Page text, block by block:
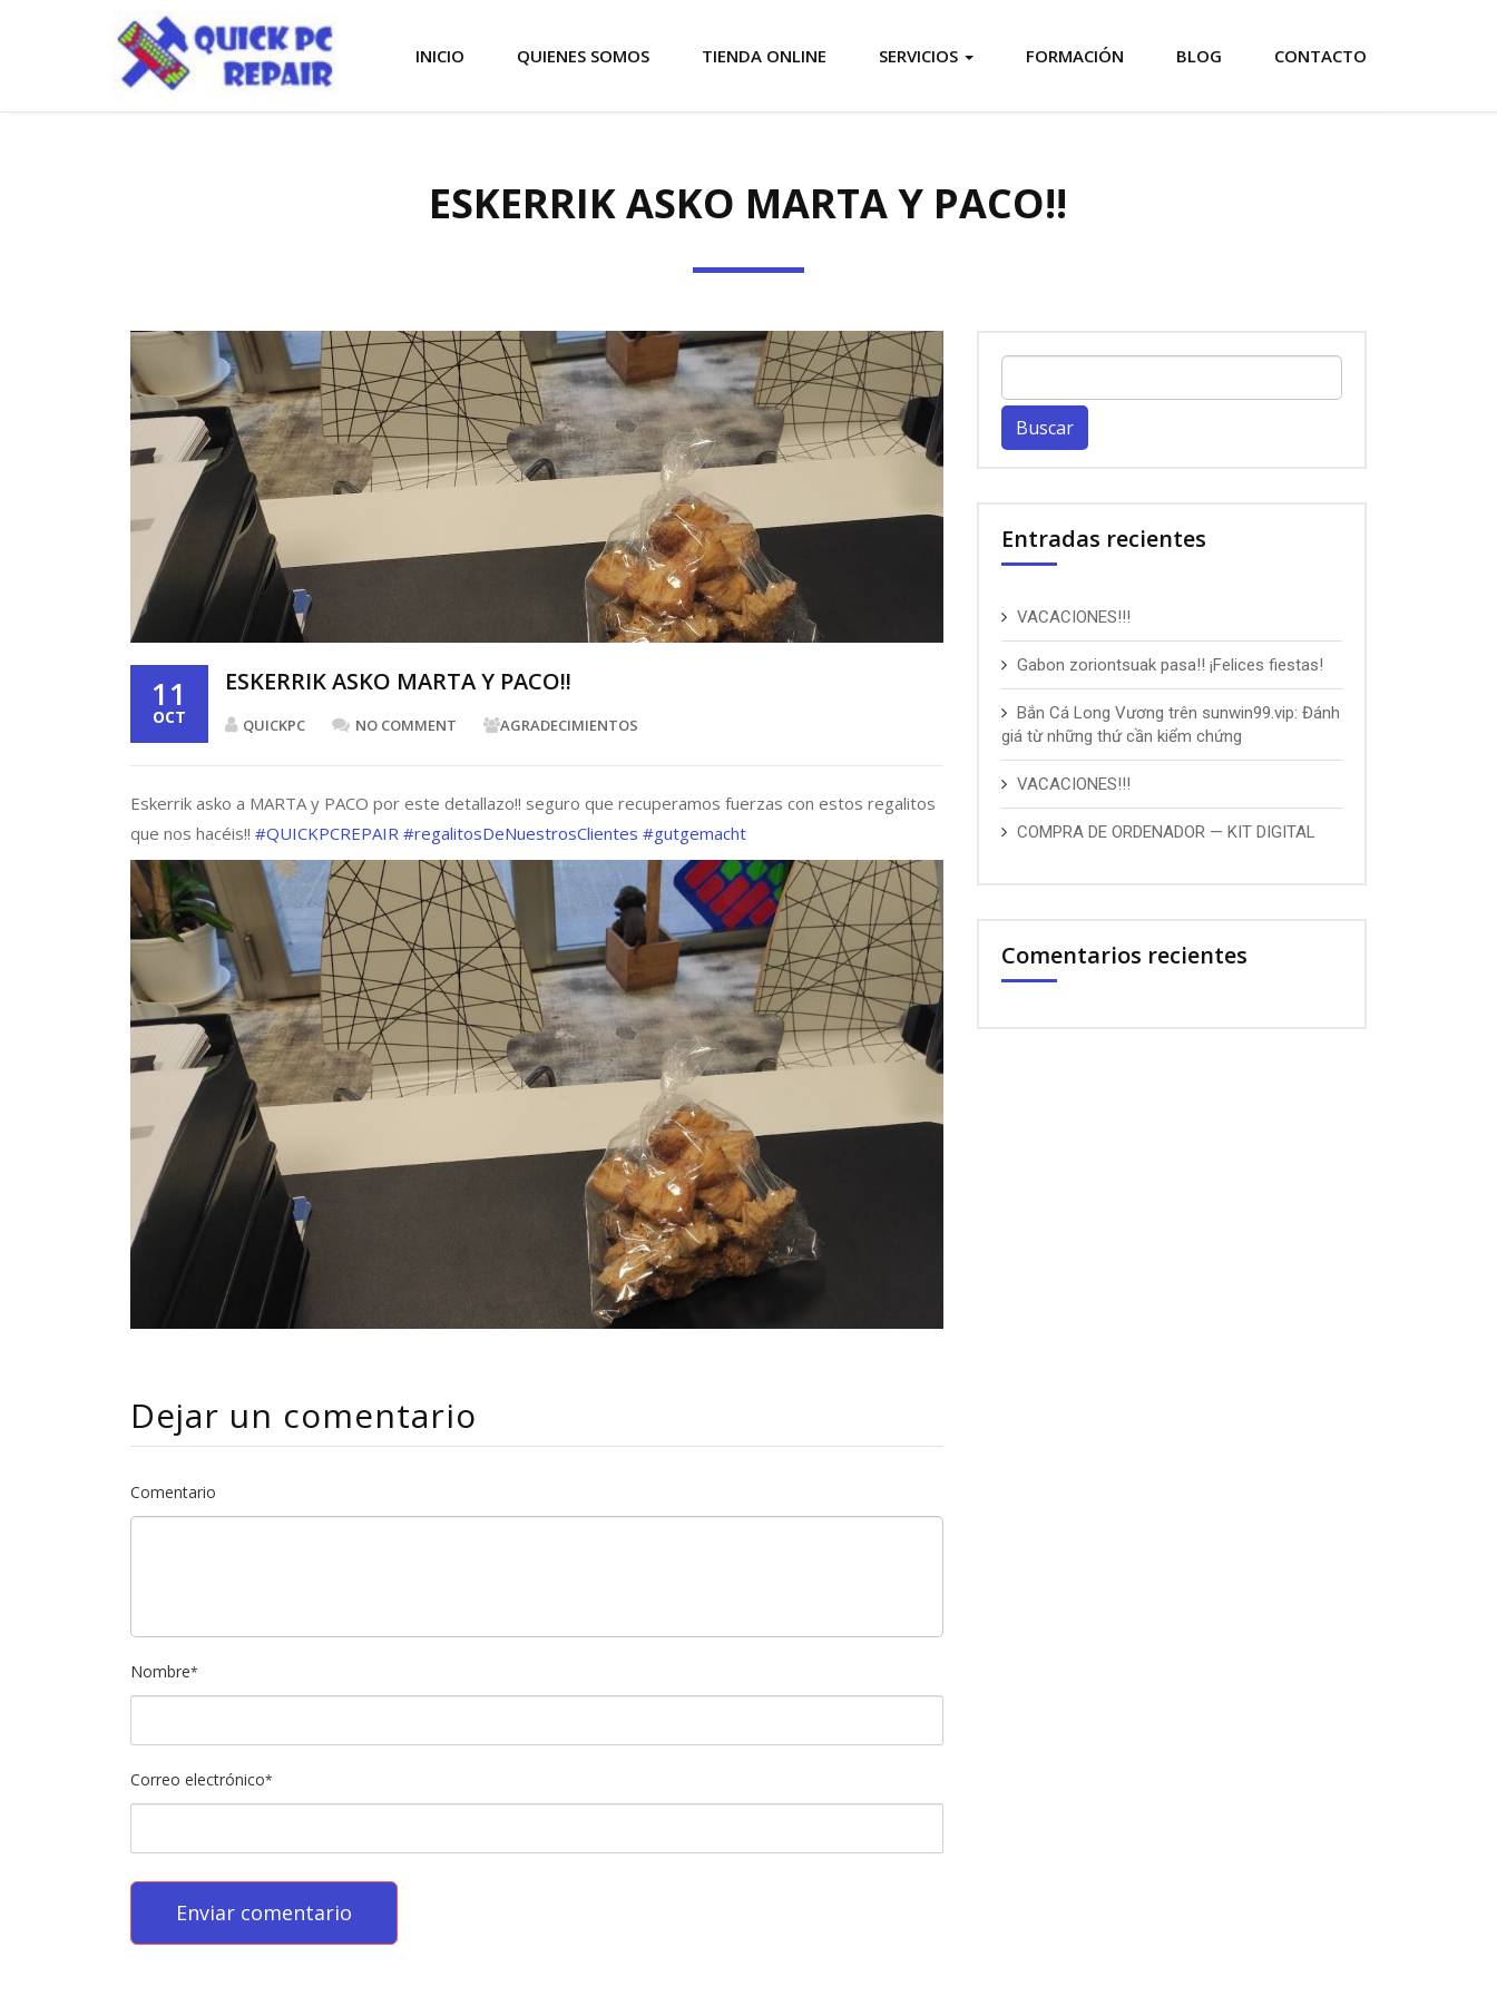
INICIO QUIENES SOMOS TIENDA ONLINE SERVICIOS FORMACIÓN BLOG CONTACTO
ESKERRIK ASKO MARTA Y PACO!!
11
OCT
ESKERRIK ASKO MARTA Y PACO!!
QUICKPC NO COMMENT AGRADECIMIENTOS
Eskerrik asko a MARTA y PACO por este detallazo!! seguro que recuperamos fuerzas con estos regalitos
que nos hacéis!! #QUICKPCREPAIR #regalitosDeNuestrosClientes #gutgemacht
Dejar un comentario
Comentario
Nombre*
Correo electrónico*
Entradas recientes
VACACIONES!!!
Gabon zoriontsuak pasa!! ¡Felices fiestas!
Bắn Cá Long Vương trên sunwin99.vip: Đánh
giá từ những thứ cần kiểm chứng
VACACIONES!!!
COMPRA DE ORDENADOR — KIT DIGITAL
Comentarios recientes